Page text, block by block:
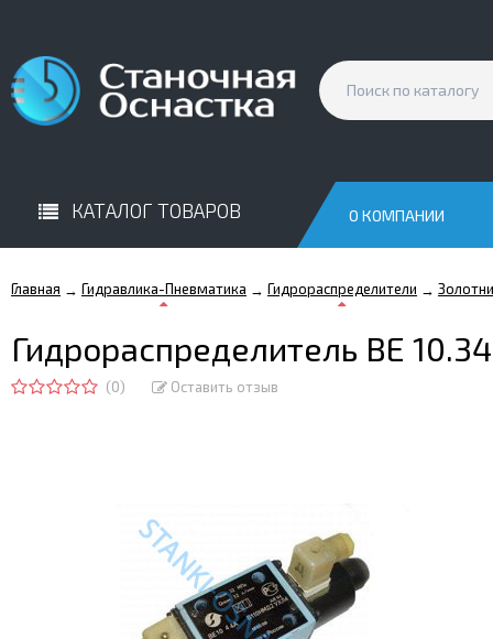
КАТАЛОГ ТОВАРОВ О КОМПАНИИ
Главная → Гидравлика-Пневматика → Гидрораспределители →
Гидрораспределитель ВЕ
(0) Оставить отзыв